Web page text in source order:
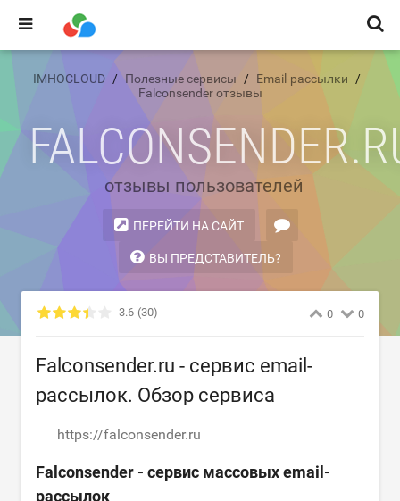
IMHOCLOUD Полезные сервисы
Email-рассылки
Falconsender отзывы
отзывы пользователей
ПЕРЕЙТИ НА САЙТ
ВЫ ПРЕДСТАВИТЕЛЬ?
3.6 (30) 0 0
Falconsender.ru - сервис email-
рассылок. Обзор сервиса
https://falconsender.ru
Falconsender - сервис массовых email-
рассылок